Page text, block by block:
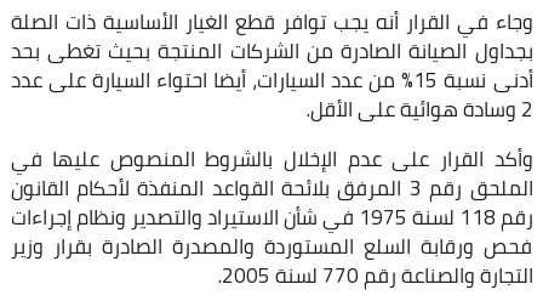
وجاء في القرار أنه يجب توافر قطع الغيار الأساسية ذات الصلة
بجداول الصيانة الصادرة من الشركات المنتجة بحيث تغطى بحد
أدنى نسبة 15% من عدد السيارات، أيضا احتواء السيارة على عدد
2 وسادة هوائية على الأقل.
وأكد القرار على عدم الإخلال بالشروط المنصوص عليها في
الملحق رقم 3 المرفق بلائحة القواعد المنفذة لأحكام القانون
رقم 118 لسنة 1975 في شأن الاستيراد والتصدير ونظام إجراءات
فحص ورقابة السلع المستوردة والمصدرة الصادرة بقرار وزير
التجارة والصناعة رقم 770 لسنة 2005.